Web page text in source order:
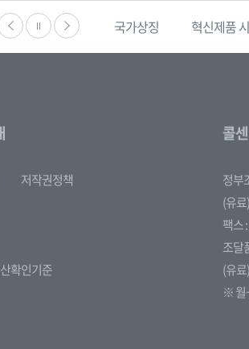
생활법령정보 국가상징 혁신제품
저작권정책
확인기준
콜
정부
(유
팩스
조달
(유
※ 월